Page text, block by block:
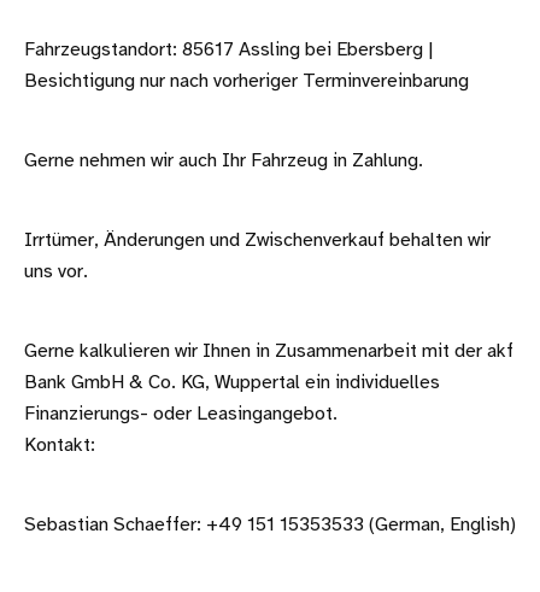
Fahrzeugstandort: 85617 Assling bei Ebersberg |
Besichtigung nur nach vorheriger Terminvereinbarung
Gerne nehmen wir auch Ihr Fahrzeug in Zahlung.
Irrtümer, Änderungen und Zwischenverkauf behalten wir
uns vor.
Gerne kalkulieren wir Ihnen in Zusammenarbeit mit der akf
Bank GmbH & Co. KG, Wuppertal ein individuelles
Finanzierungs- oder Leasingangebot.
Kontakt:
Sebastian Schaeffer: +49 151 15353533 (German, English)